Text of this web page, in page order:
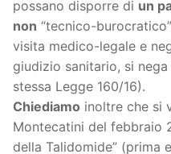
possano disporre di un
non “tecnico-
visita medico-legale e
giudizio sanitario, si
stessa Legge 160/16).
Chiediamo inoltre che si
Montecatini del febbraio
della Talidomide” (prima